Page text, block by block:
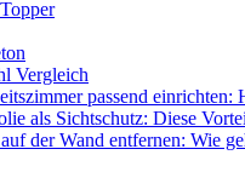
Vergleich
passend einrichten:
als Sichtschutz: Diese
der Wand entfernen: Wie